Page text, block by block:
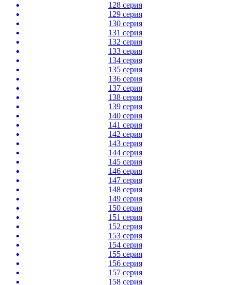
128 серия
129 серия
130 серия
131 серия
132 серия
133 серия
134 серия
135 серия
136 серия
137 серия
138 серия
139 серия
140 серия
141 серия
142 серия
143 серия
144 серия
145 серия
146 серия
147 серия
148 серия
149 серия
150 серия
151 серия
152 серия
153 серия
154 серия
155 серия
156 серия
157 серия
158 серия